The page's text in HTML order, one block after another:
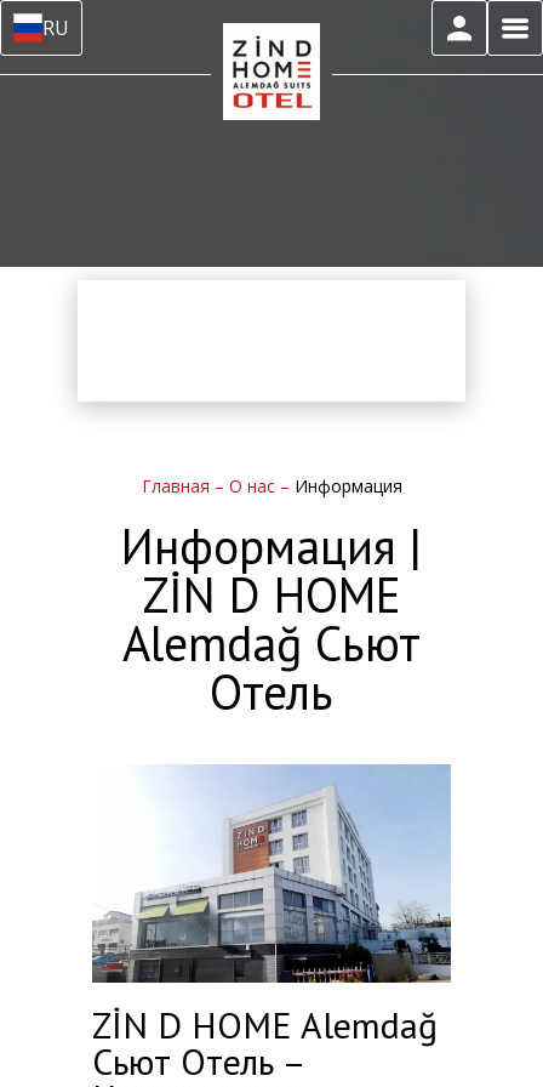
RU
Главная – О нас – Информация
Информация |
ZİN D HOME
Alemdağ Сьют
Отель
ZİN D HOME Alemdağ
Сьют Отель –